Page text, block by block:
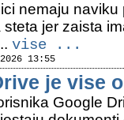
nemaju
steta jer zaista
vise ...
13:55
je vise
Google